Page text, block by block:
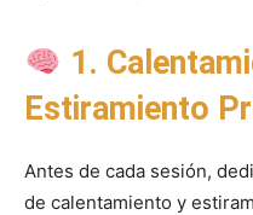
1.
Estiramiento
Antes de cada sesión,
de calentamiento y